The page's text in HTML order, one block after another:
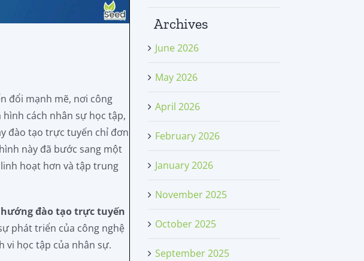
đổi mạnh mẽ, nơi công
cách nhân sự học tập,
đào tạo trực tuyến chỉ đơn
này đã bước sang một
hoạt hơn và tập trung
đào tạo trực tuyến
phát triển của công nghệ
vi học tập của nhân sự.
Archives
June 2026
May 2026
April 2026
February 2026
January 2026
November 2025
October 2025
September 2025